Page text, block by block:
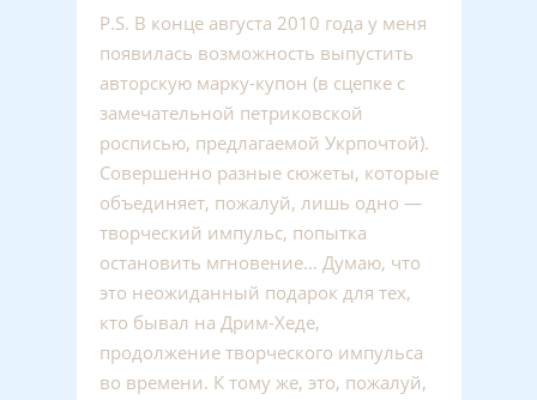
P.S. В конце августа 2010 года у меня
появилась возможность выпустить
авторскую марку-купон (в сцепке с
замечательной петриковской
росписью, предлагаемой Укрпочтой).
Совершенно разные сюжеты, которые
объединяет, пожалуй, лишь одно —
творческий импульс, попытка
остановить мгновение… Думаю, что
это неожиданный подарок для тех,
кто бывал на Дрим-Хеде,
продолжение творческого импульса
во времени. К тому же, это, пожалуй,